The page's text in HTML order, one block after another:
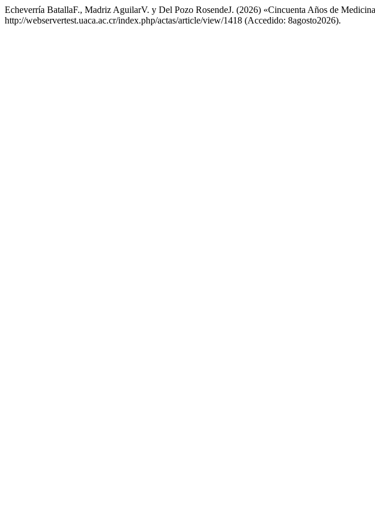
Echeverría BatallaF., Madriz AguilarV. y Del Pozo RosendeJ. (2026) «Cincuenta Años de
http://webservertest.uaca.ac.cr/index.php/actas/article/view/1418 (Accedido: 8agosto2026).